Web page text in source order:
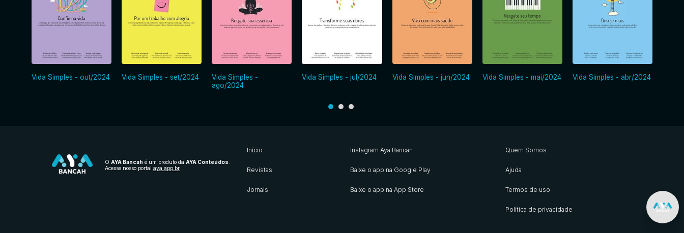
Vida Simples - out/2024 Vida Simples - set/2024
Vida Simples -
ago/2024
Vida Simples - jul/2024 Vida Simples - jun/2024 Vida Simples - mai/2024 Vida Simples - abr/2024
O AYA Bancah é um produto da AYA Conteúdos
Acesse nosso portal aya.app.br
Início
Revistas
Jornais
Instagram Aya Bancah
Baixe o app na Google Play
Baixe o app na App Store
Quem Somos
Ajuda
Termos de uso
Política de privacidade